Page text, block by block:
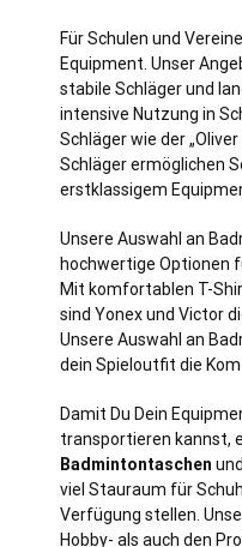
Für Schulen und
Equipment. Unser
stabile Schläger und
intensive Nutzung in
Schläger wie der
Schläger ermöglichen
erstklassigem
Unsere Auswahl an
hochwertige Optionen
Mit komfortablen T-
sind Yonex und Victor
Unsere Auswahl an
dein Spieloutfit die
Damit Du Dein
transportieren kannst,
Badmintontaschen und
viel Stauraum für
Verfügung stellen.
Hobby- als auch den